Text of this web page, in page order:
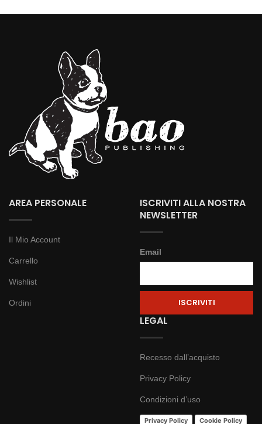
AREA PERSONALE
Il Mio Account
Carrello
Wishlist
Ordini
ISCRIVITI ALLA NOSTRA
NEWSLETTER
Email
LEGAL
Recesso dall’acquisto
Privacy Policy
Condizioni d’uso
Privacy Policy Cookie Policy